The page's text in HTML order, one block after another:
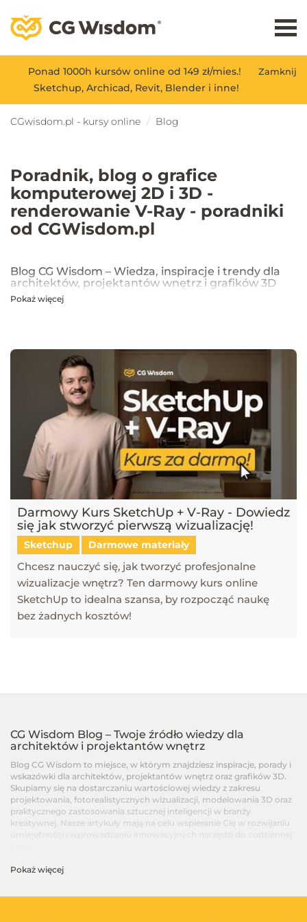
Zamknij
Ponad 1000h kursów online od 149 zł/mies.!
Sketchup, Archicad, Revit, Blender i inne!
CGwisdom.pl - kursy online Blog
Poradnik, blog o grafice
komputerowej 2D i 3D -
renderowanie V-Ray - poradniki
od CGWisdom.pl
Blog CG Wisdom – Wiedza, inspiracje i trendy dla
architektów, projektantów wnętrz i grafików 3D
Na blogu CG Wisdom znajdziesz praktyczne porady, inspiracje oraz
które pomagają tworzyć profesjonalne i fotorealistyczne wizualizacje.
Dowiesz się również, jak sztuczna inteligencja zmienia pracę
projektantów, jakie są najlepsze praktyki w renderingu oraz jak
optymalizować proces projektowy. Śledź nasz blog, aby pozostać na
bieżąco z technologią i rozwijać swoje umiejętności w projektowaniu
przestrzeni i wizualizacji 3D!
Pokaż więcej
Darmowy Kurs SketchUp + V-Ray - Dowiedz
się jak stworzyć pierwszą wizualizację!
Sketchup Darmowe materiały
Chcesz nauczyć się, jak tworzyć profesjonalne
wizualizacje wnętrz? Ten darmowy kurs online
SketchUp to idealna szansa, by rozpocząć naukę
bez żadnych kosztów!
CG Wisdom Blog – Twoje źródło wiedzy dla
architektów i projektantów wnętrz
Blog CG Wisdom to miejsce, w którym znajdziesz inspiracje, porady i
wskazówki dla architektów, projektantów wnętrz oraz grafików 3D.
Skupiamy się na dostarczaniu wartościowej wiedzy z zakresu
projektowania, fotorealistycznych wizualizacji, modelowania 3D oraz
praktycznego zastosowania sztucznej inteligencji w branży
kreatywnej. Nasze artykuły mają na celu wspieranie Cię w rozwijaniu
Artykuły dla architektów i projektantów wnętrz –
Pokaż więcej